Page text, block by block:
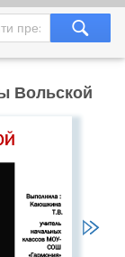
Вольской